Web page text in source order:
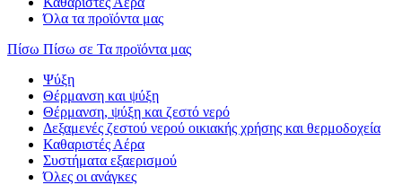
Όλα τα προϊόντα μας
Πίσω Πίσω σε Τα προϊόντα μας
Ψύξη
Θέρμανση και ψύξη
Θέρμανση, ψύξη και ζεστό νερό
Δεξαμενές ζεστού νερού οικιακής χρήσης και θερμοδοχεία
Καθαριστές Αέρα
Συστήματα εξαερισμού
Όλες οι ανάγκες